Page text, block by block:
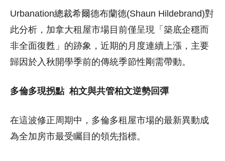
Urbanation總裁希爾德布蘭德(Shaun Hildebrand)對
此分析，加拿大租屋市場目前僅呈現「築底企穩而
非全面復甦」的跡象，近期的月度連續上漲，主要
歸因於入秋開學季前的傳統季節性剛需帶動。
多倫多現拐點 柏文與共管柏文逆勢回彈
在這波修正周期中，多倫多租屋市場的最新異動成
為全加房市最受矚目的領先指標。